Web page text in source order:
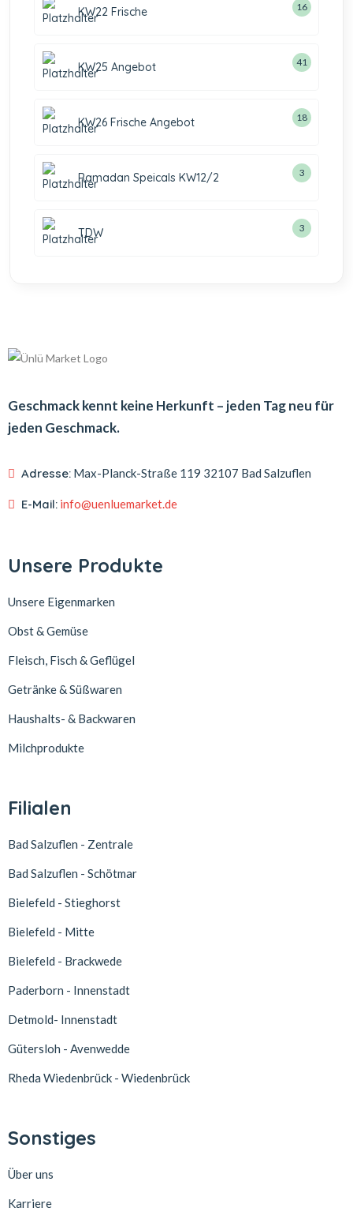
KW22 Frische 16
KW25 Angebot 41
KW26 Frische Angebot 18
Ramadan Speicals KW12/2 3
TDW 3
Geschmack kennt keine Herkunft – jeden Tag neu für
jeden Geschmack.
Adresse: Max-Planck-Straße 119 32107 Bad Salzuflen
E-Mail: info@uenluemarket.de
Unsere Produkte
Unsere Eigenmarken
Obst & Gemüse
Fleisch, Fisch & Geflügel
Getränke & Süßwaren
Haushalts- & Backwaren
Milchprodukte
Filialen
Bad Salzuflen - Zentrale
Bad Salzuflen - Schötmar
Bielefeld - Stieghorst
Bielefeld - Mitte
Bielefeld - Brackwede
Paderborn - Innenstadt
Detmold- Innenstadt
Gütersloh - Avenwedde
Rheda Wiedenbrück - Wiedenbrück
Sonstiges
Über uns
Karriere